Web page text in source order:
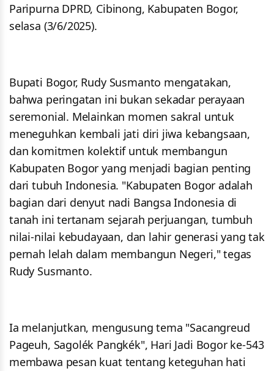
Paripurna DPRD, Cibinong, Kabupaten Bogor,
selasa (3/6/2025).
Bupati Bogor, Rudy Susmanto mengatakan,
bahwa peringatan ini bukan sekadar perayaan
seremonial. Melainkan momen sakral untuk
meneguhkan kembali jati diri jiwa kebangsaan,
dan komitmen kolektif untuk membangun
Kabupaten Bogor yang menjadi bagian penting
dari tubuh Indonesia. "Kabupaten Bogor adalah
bagian dari denyut nadi Bangsa Indonesia di
tanah ini tertanam sejarah perjuangan, tumbuh
nilai-nilai kebudayaan, dan lahir generasi yang tak
pernah lelah dalam membangun Negeri," tegas
Rudy Susmanto.
Ia melanjutkan, mengusung tema "Sacangreud
Pageuh, Sagolék Pangkék", Hari Jadi Bogor ke-543
membawa pesan kuat tentang keteguhan hati